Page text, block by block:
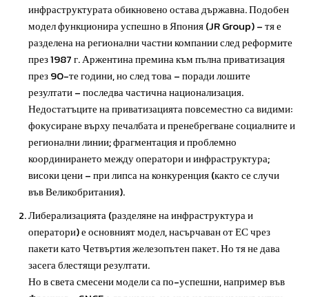
инфраструктурата обикновено остава държавна. Подобен
модел функционира успешно в Япония (JR Group) – тя е
разделена на регионални частни компании след реформите
през 1987 г. Аржентина премина към пълна приватизация
през 90-те години, но след това – поради лошите
резултати – последва частична национализация.
Недостатъците на приватизацията повсеместно са видими:
фокусиране върху печалбата и пренебрегване социалните и
регионални линии; фрагментация и проблемно
координирането между оператори и инфраструктура;
високи цени – при липса на конкуренция (както се случи
във Великобритания).
Либерализацията (разделяне на инфраструктура и
оператори) е основният модел, насърчаван от ЕС чрез
пакети като Четвъртия железопътен пакет. Но тя не дава
засега блестящи резултати.
Но в света смесени модели са по-успешни, например във